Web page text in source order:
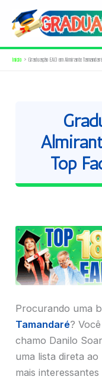
para
conteúdo
Início Graduação EAD em Almirante
Top
Procurando uma
Tamandaré?
chamo Danilo
uma lista direta
mais